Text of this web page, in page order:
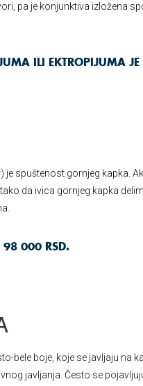
pa je konjunktiva izložena
ILI EKTROPIJUMA
spuštenost gornjeg kapka.
da ivica gornjeg kapka
98 000 RSD.
bele boje, koje se javljaju na
javljanja. Često se